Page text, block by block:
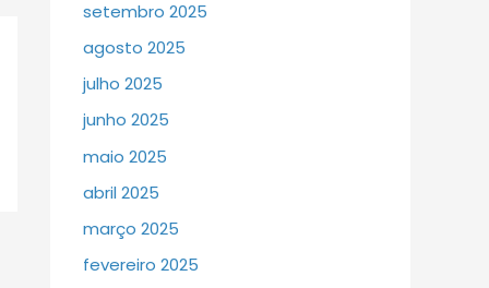
setembro 2025
agosto 2025
julho 2025
junho 2025
maio 2025
abril 2025
março 2025
fevereiro 2025